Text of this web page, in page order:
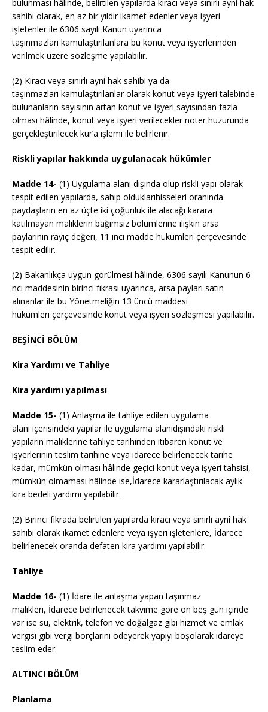
bulunması hâlinde, belirtilen yapılarda kiracı veya sınırlı ayni hak
sahibi olarak, en az bir yıldır ikamet edenler veya işyeri
işletenler ile 6306 sayılı Kanun uyarınca
taşınmazları kamulaştırılanlara bu konut veya işyerlerinden
verilmek üzere sözleşme yapılabilir.
(2) Kiracı veya sınırlı ayni hak sahibi ya da
taşınmazları kamulaştırılanlar olarak konut veya işyeri talebinde
bulunanların sayısının artan konut ve işyeri sayısından fazla
olması hâlinde, konut veya işyeri verilecekler noter huzurunda
gerçekleştirilecek kur’a işlemi ile belirlenir.
Riskli yapılar hakkında uygulanacak hükümler
Madde 14- (1) Uygulama alanı dışında olup riskli yapı olarak
tespit edilen yapılarda, sahip olduklarıhisseleri oranında
paydaşların en az üçte iki çoğunluk ile alacağı karara
katılmayan maliklerin bağımsız bölümlerine ilişkin arsa
paylarının rayiç değeri, 11 inci madde hükümleri çerçevesinde
tespit edilir.
(2) Bakanlıkça uygun görülmesi hâlinde, 6306 sayılı Kanunun 6
ncı maddesinin birinci fıkrası uyarınca, arsa payları satın
alınanlar ile bu Yönetmeliğin 13 üncü maddesi
hükümleri çerçevesinde konut veya işyeri sözleşmesi yapılabilir.
BEŞİNCİ BÖLÜM
Kira Yardımı ve Tahliye
Kira yardımı yapılması
Madde 15- (1) Anlaşma ile tahliye edilen uygulama
alanı içerisindeki yapılar ile uygulama alanıdışındaki riskli
yapıların maliklerine tahliye tarihinden itibaren konut ve
işyerlerinin teslim tarihine veya idarece belirlenecek tarihe
kadar, mümkün olması hâlinde geçici konut veya işyeri tahsisi,
mümkün olmaması hâlinde ise,İdarece kararlaştırılacak aylık
kira bedeli yardımı yapılabilir.
(2) Birinci fıkrada belirtilen yapılarda kiracı veya sınırlı aynî hak
sahibi olarak ikamet edenlere veya işyeri işletenlere, İdarece
belirlenecek oranda defaten kira yardımı yapılabilir.
Tahliye
Madde 16- (1) İdare ile anlaşma yapan taşınmaz
malikleri, İdarece belirlenecek takvime göre on beş gün içinde
var ise su, elektrik, telefon ve doğalgaz gibi hizmet ve emlak
vergisi gibi vergi borçlarını ödeyerek yapıyı boşolarak idareye
teslim eder.
ALTINCI BÖLÜM
Planlama